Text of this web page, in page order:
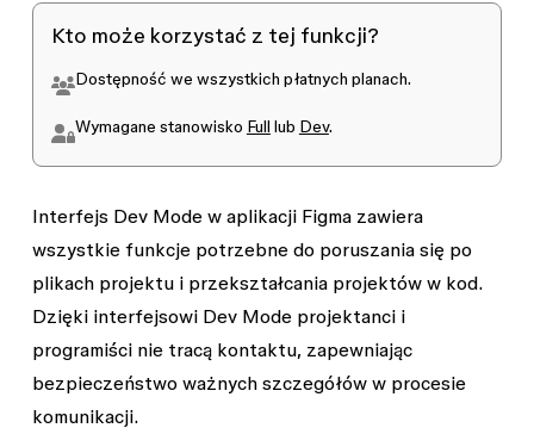
Kto może korzystać z tej funkcji?
Dostępność we wszystkich płatnych planach.
Wymagane stanowisko Full lub Dev.
Interfejs Dev Mode w aplikacji Figma zawiera
wszystkie funkcje potrzebne do poruszania się po
plikach projektu i przekształcania projektów w kod.
Dzięki interfejsowi Dev Mode projektanci i
programiści nie tracą kontaktu, zapewniając
bezpieczeństwo ważnych szczegółów w procesie
komunikacji.